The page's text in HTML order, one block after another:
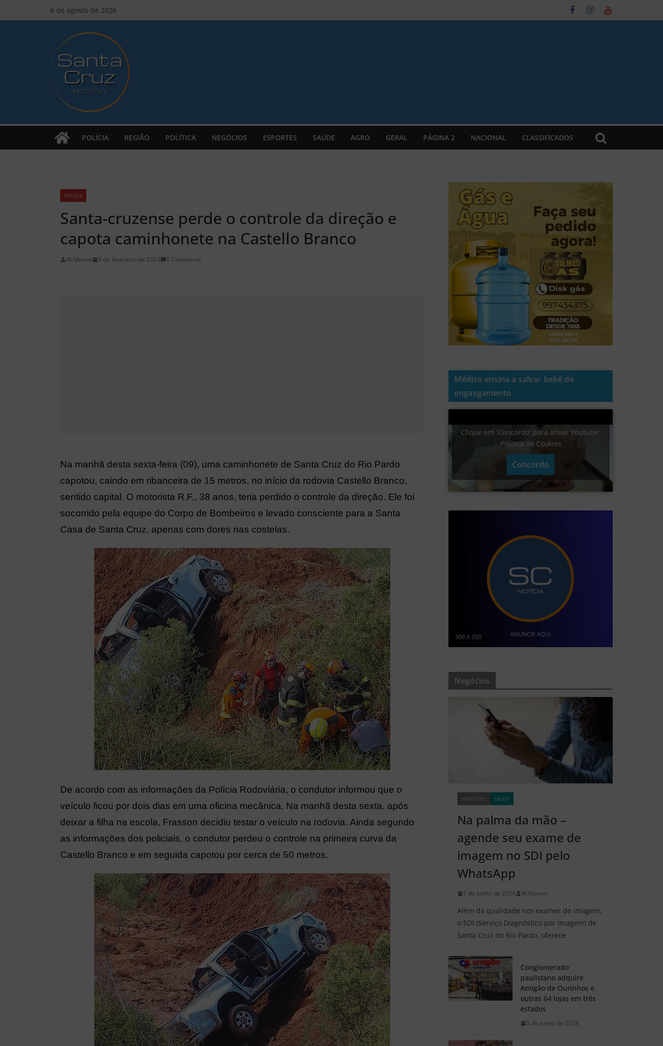
para
6 de agosto de 2026
POLÍCIA REGIÃO POLÍTICA NEGÓCIOS ESPORTES SAÚDE AGRO GERAL PÁGINA 2 NACIONAL CLASSIFICADOS
POLÍCIA
Santa-cruzense perde o controle da direção e
capota caminhonete na Castello Branco
W.Menon 9 de fevereiro de 2024 0 Comments
Na manhã desta sexta-feira (09), uma caminhonete de Santa Cruz do Rio Pardo
capotou, caindo em ribanceira de 15 metros, no início da rodovia Castello Branco,
sentido capital. O motorista R.F., 38 anos, teria perdido o controle da direção. Ele foi
socorrido pela equipe do Corpo de Bombeiros e levado consciente para a Santa
Casa de Santa Cruz, apenas com dores nas costelas.
De acordo com as informações da Polícia Rodoviária, o condutor informou que o
veículo ficou por dois dias em uma oficina mecânica. Na manhã desta sexta, após
deixar a filha na escola, Frasson decidiu testar o veículo na rodovia. Ainda segundo
as informações dos policiais, o condutor perdeu o controle na primeira curva da
Castello Branco e em seguida capotou por cerca de 50 metros.
Médico ensina a salvar bebê de
engasgamento
Clique em 'Concordo' para ativar Youtube
Política de Cookies
Concordo
Negócios
NEGÓCIOS SAÚDE
Na palma da mão –
agende seu exame de
imagem no SDI pelo
WhatsApp
7 de junho de 2024 W.Menon
Além da qualidade nos exames de imagem,
o SDI (Serviço Diagnóstico por Imagem) de
Santa Cruz do Rio Pardo, oferece
Conglomerado
paulistano adquire
Amigão de Ourinhos e
outras 64 lojas em três
estados
5 de junho de 2024